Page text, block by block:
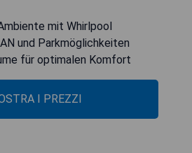
mit Whirlpool
und Parkmöglichkeiten
für optimalen Komfort
I PREZZI